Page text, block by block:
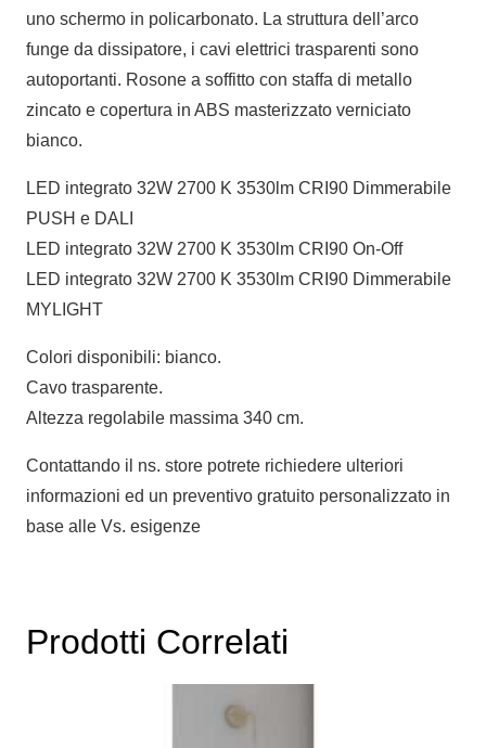
uno schermo in policarbonato. La struttura dell’arco
funge da dissipatore, i cavi elettrici trasparenti sono
autoportanti. Rosone a soffitto con staffa di metallo
zincato e copertura in ABS masterizzato verniciato
bianco.
LED integrato 32W 2700 K 3530lm CRI90 Dimmerabile
PUSH e DALI
LED integrato 32W 2700 K 3530lm CRI90 On-Off
LED integrato 32W 2700 K 3530lm CRI90 Dimmerabile
MYLIGHT
Colori disponibili: bianco.
Cavo trasparente.
Altezza regolabile massima 340 cm.
Contattando il ns. store potrete richiedere ulteriori
informazioni ed un preventivo gratuito personalizzato in
base alle Vs. esigenze
Prodotti Correlati